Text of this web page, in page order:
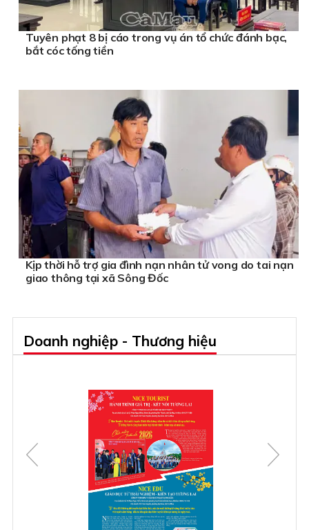
Tuyên phạt 8 bị cáo trong vụ án tổ chức đánh bạc,
bắt cóc tống tiền
Kịp thời hỗ trợ gia đình nạn nhân tử vong do tai nạn
giao thông tại xã Sông Đốc
Doanh nghiệp - Thương hiệu